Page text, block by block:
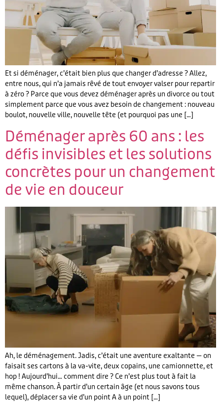
Et si déménager, c’était bien plus que changer d’adresse ? Allez,
entre nous, qui n’a jamais rêvé de tout envoyer valser pour repartir
à zéro ? Parce que vous devez déménager après un divorce ou tout
simplement parce que vous avez besoin de changement : nouveau
boulot, nouvelle ville, nouvelle tête (et pourquoi pas une […]
Déménager après 60 ans : les
défis invisibles et les solutions
concrètes pour un changement
de vie en douceur
Ah, le déménagement. Jadis, c’était une aventure exaltante — on
faisait ses cartons à la va-vite, deux copains, une camionnette, et
hop ! Aujourd’hui… comment dire ? Ce n’est plus tout à fait la
même chanson. À partir d’un certain âge (et nous savons tous
lequel), déplacer sa vie d’un point A à un point […]